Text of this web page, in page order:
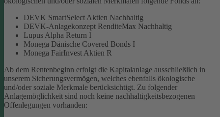
DEVK SmartSelect Aktien Nachhaltig
DEVK-Anlagekonzept RenditeMax Nachhaltig
Lupus Alpha Return I
Monega Dänische Covered Bonds I
Monega FairInvest Aktien R
Ab dem Rentenbeginn erfolgt die Kapitalanlage ausschließlich in
unserem Sicherungsvermögen, welches ebenfalls ökologische
und/oder soziale Merkmale berücksichtigt. Zu folgender
Anlagemöglichkeit sind noch keine nachhaltigkeitsbezogenen
Offenlegungen vorhanden: